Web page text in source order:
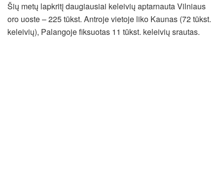
Šių metų lapkritį daugiausiai keleivių aptarnauta Vilniaus
oro uoste – 225 tūkst. Antroje vietoje liko Kaunas (72 tūkst.
keleivių), Palangoje fiksuotas 11 tūkst. keleivių srautas.